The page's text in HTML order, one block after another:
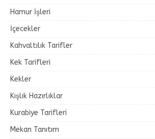
Hamur İşleri
İçecekler
Kahvaltılık Tarifler
Kek Tarifleri
Kekler
Kışlık Hazırlıklar
Kurabiye Tarifleri
Mekan Tanıtım